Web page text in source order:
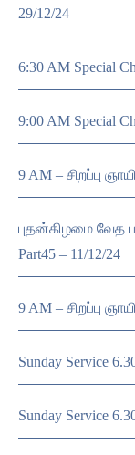
29/12/24
6:30 AM Special
9:00 AM Special
9 AM – சிறப்பு
புதன்கிழமை வேத
Part45 – 11/12/24
9 AM – சிறப்பு
Sunday Service
Sunday Service